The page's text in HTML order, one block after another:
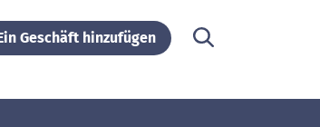
Geschäft hinzufügen